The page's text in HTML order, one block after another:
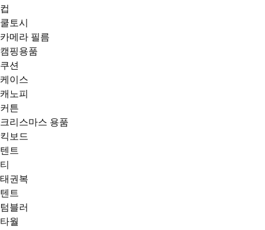
컵
쿨토시
카메라 필름
캠핑용품
쿠션
케이스
캐노피
커튼
크리스마스 용품
킥보드
텐트
티
태권복
텐트
텀블러
타월